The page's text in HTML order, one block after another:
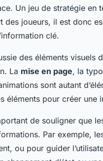
Un jeu de stratégie en
des joueurs, il est donc
clé.
des éléments visuels
La mise en page, la
sont autant
éléments pour créer une
de souligner que
Par exemple,
ou pour guider